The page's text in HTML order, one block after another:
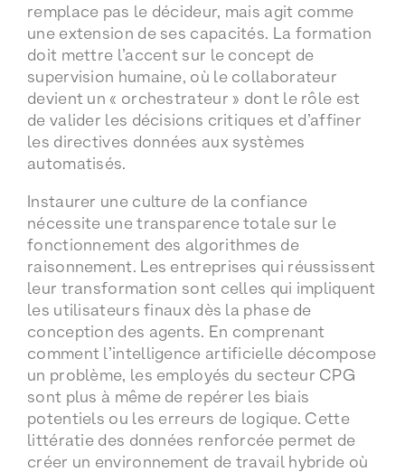
remplace pas le décideur, mais agit comme
une extension de ses capacités. La formation
doit mettre l’accent sur le concept de
supervision humaine, où le collaborateur
devient un « orchestrateur » dont le rôle est
de valider les décisions critiques et d’affiner
les directives données aux systèmes
automatisés.
Instaurer une culture de la confiance
nécessite une transparence totale sur le
fonctionnement des algorithmes de
raisonnement. Les entreprises qui réussissent
leur transformation sont celles qui impliquent
les utilisateurs finaux dès la phase de
conception des agents. En comprenant
comment l’intelligence artificielle décompose
un problème, les employés du secteur CPG
sont plus à même de repérer les biais
potentiels ou les erreurs de logique. Cette
littératie des données renforcée permet de
créer un environnement de travail hybride où